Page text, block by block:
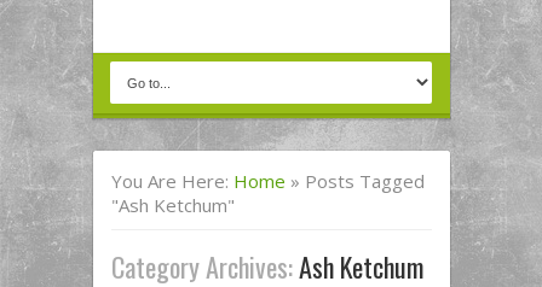
You Are Here: Home » Posts Tagged
"ash Ketchum"
Category Archives:Ash Ketchum